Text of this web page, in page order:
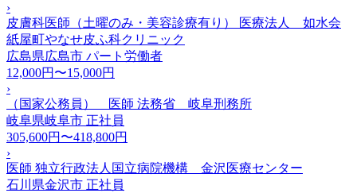
›
皮膚科医師（土曜のみ・美容診療有り） 医療法人 如水会
紙屋町やなせ皮ふ科クリニック
広島県広島市 パート労働者
12,000円〜15,000円
›
（国家公務員） 医師 法務省 岐阜刑務所
岐阜県岐阜市 正社員
305,600円〜418,800円
›
医師 独立行政法人国立病院機構 金沢医療センター
石川県金沢市 正社員